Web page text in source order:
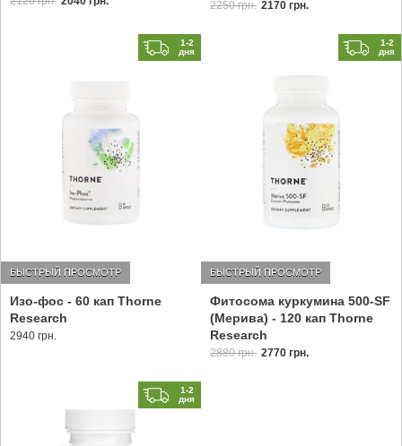
2250 грн. 2170 грн.
1-2
дня
Изо-фос - 60 кап Thorne
Research
БЫСТРЫЙ ПРОСМОТР
2940 грн.
1-2
дня
Фитосома куркумина 500-SF
(Мерива) - 120 кап Thorne
Research
БЫСТРЫЙ ПРОСМОТР
2880 грн. 2770 грн.
1-2
дня